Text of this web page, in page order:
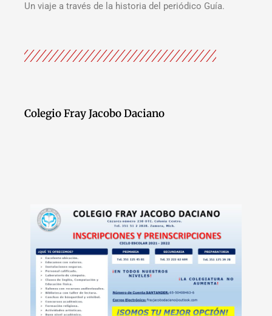
Un viaje a través de la historia del periódico Guía.
Colegio Fray Jacobo Daciano